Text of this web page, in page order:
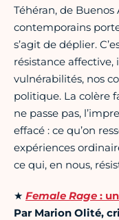
Téhéran, de
contemporains
s’agit de déplier.
résistance
vulnérabilités, nos
politique. La colère
ne passe pas,
effacé : ce qu’on
expériences
ce qui, en nous,
★ Female Rage :
Par Marion Olité,